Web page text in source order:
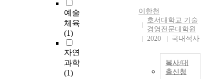
예술
체육
(1)
자연
과학
(1)
이한천
호서대학교 기술
경영전문대학원
2020
국내석사
복사/대
출신청